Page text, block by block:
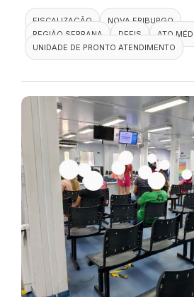
FISCALIZAÇÃO
NOVA FRIBURGO
REGIÃO SERRANA
DEFIS
ATO
UNIDADE DE PRONTO ATENDIMENTO